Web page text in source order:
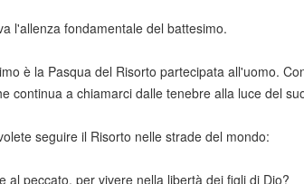
l'allenza fondamentale del battesimo.
è la Pasqua del Risorto partecipata all'uomo.
continua a chiamarci dalle tenebre alla luce del
seguire il Risorto nelle strade del mondo:
al peccato, per vivere nella libertà dei figli di Dio?